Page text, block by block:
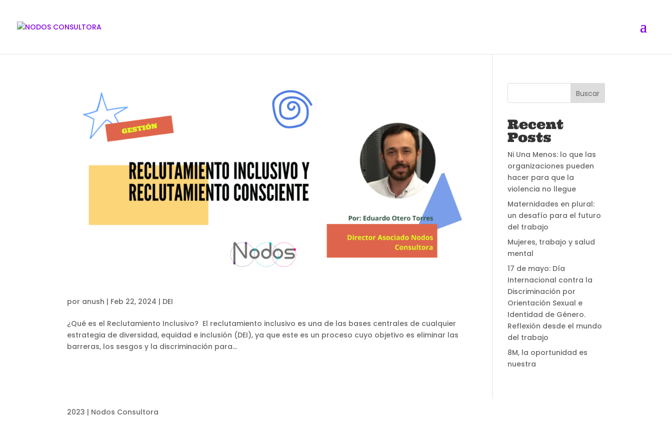
por anush | Feb 22, 2024 | DEI
¿Qué es el Reclutamiento Inclusivo? El reclutamiento inclusivo es una de las bases centrales de cualquier
estrategia de diversidad, equidad e inclusión (DEI), ya que este es un proceso cuyo objetivo es eliminar las
barreras, los sesgos y la discriminación para...
Buscar
Recent
Posts
Ni Una Menos: lo que las
organizaciones pueden
hacer para que la
violencia no llegue
Maternidades en plural:
un desafío para el futuro
del trabajo
Mujeres, trabajo y salud
mental
17 de mayo: Día
Internacional contra la
Discriminación por
Orientación Sexual e
Identidad de Género.
Reflexión desde el mundo
del trabajo
8M, la oportunidad es
nuestra
2023 | Nodos Consultora